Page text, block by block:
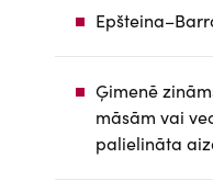
Ģimenē
māsām vai
palielināta